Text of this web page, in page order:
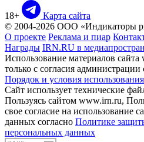
18+
Карта сайта
© 2004-2026 ООО «Индикаторы
О проекте Реклама и пиар
Награды IRN.RU в
Использование материалов сайта
только с согласия
Порядок и условия
Сайт использует технические
Пользуясь сайтом www.irn.ru,
свое согласие на использование
данных согласно Политике
персональных данных